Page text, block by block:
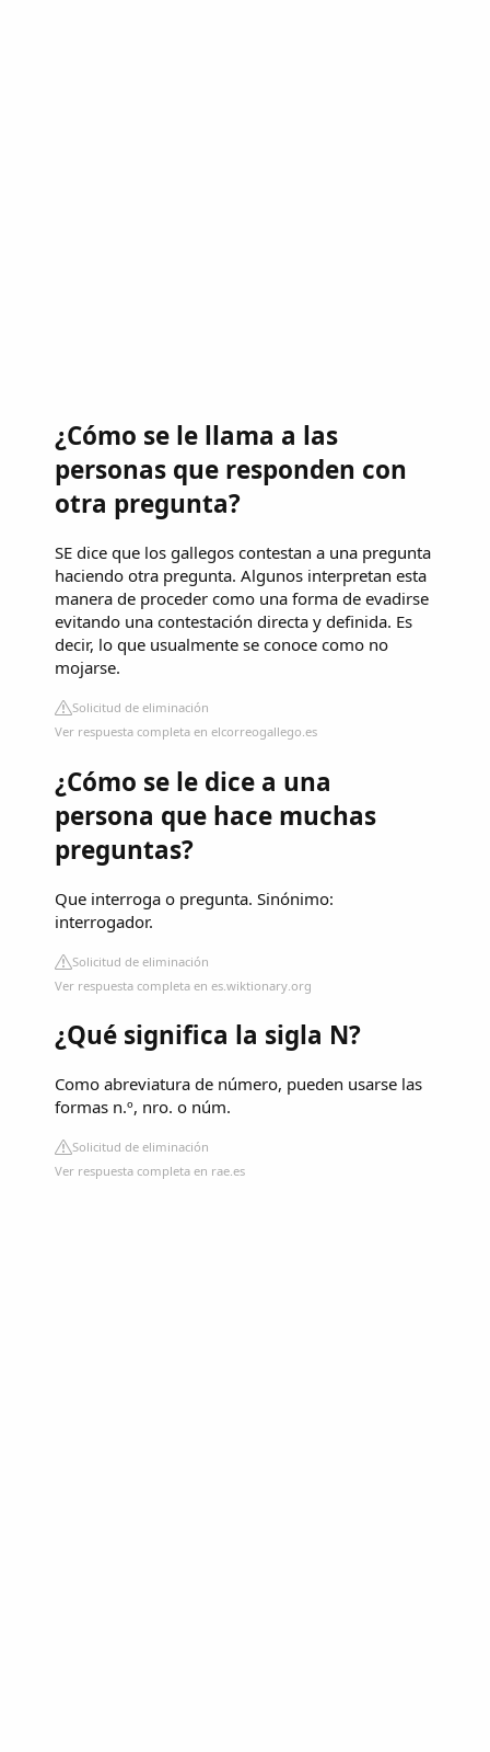
¿Cómo se le llama a las
personas que responden con
otra pregunta?
SE dice que los gallegos contestan a una pregunta
haciendo otra pregunta. Algunos interpretan esta
manera de proceder como una forma de evadirse
evitando una contestación directa y definida. Es
decir, lo que usualmente se conoce como no
mojarse.
Solicitud de eliminación
Ver respuesta completa en elcorreogallego.es
¿Cómo se le dice a una
persona que hace muchas
preguntas?
Que interroga o pregunta. Sinónimo:
interrogador.
Solicitud de eliminación
Ver respuesta completa en es.wiktionary.org
¿Qué significa la sigla N?
Como abreviatura de número, pueden usarse las
formas n.º, nro. o núm.
Solicitud de eliminación
Ver respuesta completa en rae.es